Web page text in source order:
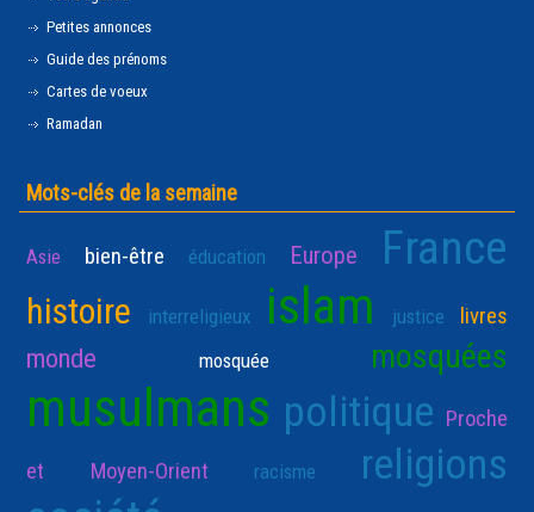
Petites annonces
Guide des prénoms
Cartes de voeux
Ramadan
Mots-clés de la semaine
Asie bien-être éducation Europe France
histoire interreligieux islam justice livres
monde mosquée mosquées
musulmans politique Proche
et Moyen-Orient
racisme religions